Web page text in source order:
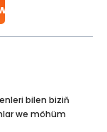
bilen biziň
we möhüm